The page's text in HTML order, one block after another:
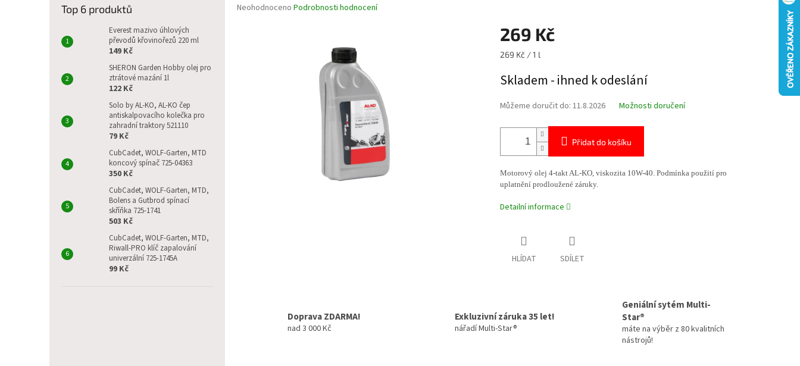
Top 6 produktů
Everest mazivo úhlových
převodů křovinořezů 220 ml
149 Kč
SHERON Garden Hobby olej pro
ztrátové mazání 1l
122 Kč
Solo by AL-KO, AL-KO čep
antiskalpovacího kolečka pro
zahradní traktory 521110
79 Kč
CubCadet, WOLF-Garten, MTD
koncový spínač 725-04363
350 Kč
CubCadet, WOLF-Garten, MTD,
Bolens a Gutbrod spínací
skříňka 725-1741
503 Kč
CubCadet, WOLF-Garten, MTD,
Riwall-PRO klíč zapalování
univerzální 725-1745A
99 Kč
Průměrné
Neohodnoceno Podrobnosti hodnocení
269 Kč
Měrná
269 Kč / 1 l
Skladem - ihned k odeslání
Můžeme doručit do: 11.8.2026 Možnosti doručení
Přidat do košíku
Motorový olej 4-takt AL-KO, viskozita 10W-40. Podmínka použití pro
uplatnění prodloužené záruky.
Detailní informace
HLÍDAT SDÍLET
Doprava ZDARMA!
nad 3 000 Kč
Exkluzivní záruka 35 let!
nářadí Multi-Star®
Geniální sytém Multi-
Star®
máte na výběr z 80 kvalitních
nástrojů!